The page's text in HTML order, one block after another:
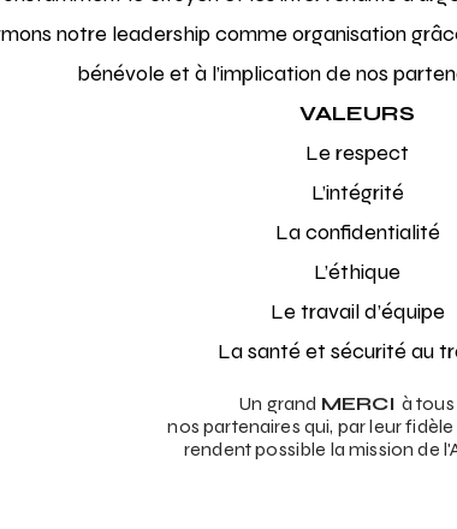
notre leadership comme organisation
bénévole et à l’implication de nos
VALEURS
Le respect
L’intégrité
La confidentialité
L’éthique
Le travail d’équipe
La santé et sécurité au
Un grand MERCI à tous
nos partenaires qui, par leur
rendent possible la mission de